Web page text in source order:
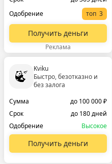
Одобрение
топ
Получить деньги
Реклама
Kviku
Быстро, безотказно и
без залога
Сумма
до 100 000 ₽
Срок
до 180 дней
Одобрение
Высокое
Получить деньги